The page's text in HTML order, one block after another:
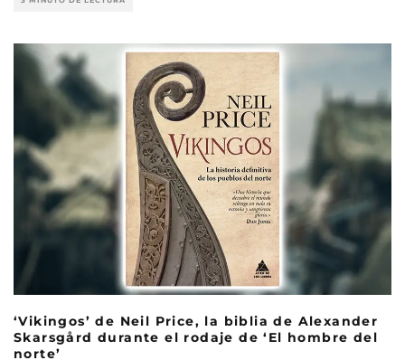
‘Vikingos’ de Neil Price, la biblia de Alexander
Skarsgård durante el rodaje de ‘El hombre del
norte’